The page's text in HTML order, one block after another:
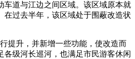
车道与江边之间区域。该区域原本就
在过去半年，该区域处于围蔽改造状
提升，并新增一些功能，使改造而
各级河长巡河，也满足市民游客休闲